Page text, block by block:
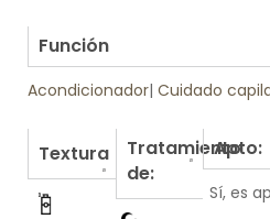
Función
Acondicionador| Cuidado
Textura
Tratamiento
de:
Apto:
Sí, es